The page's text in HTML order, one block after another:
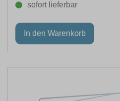
sofort lieferbar